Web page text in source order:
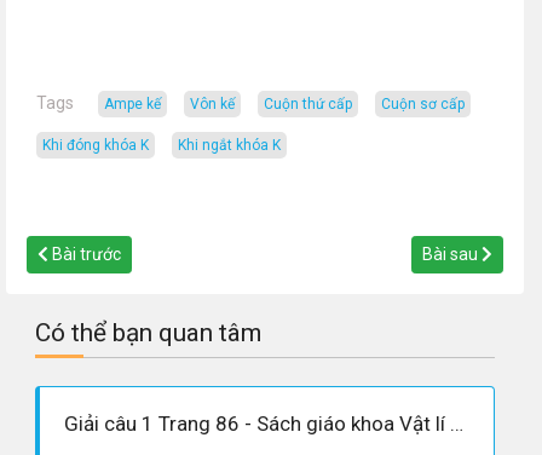
Tags ampe kế Vôn kế cuộn thứ cấp cuộn sơ cấp
khi đóng khóa K Khi ngắt khóa K
Bài trước Bài sau
Có thể bạn quan tâm
Giải câu 1 Trang 86 - Sách giáo khoa Vật lí 12